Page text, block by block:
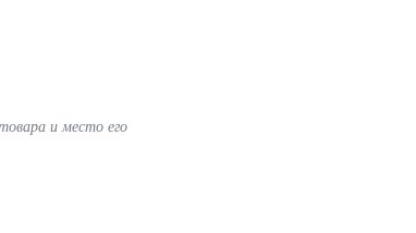
и место его